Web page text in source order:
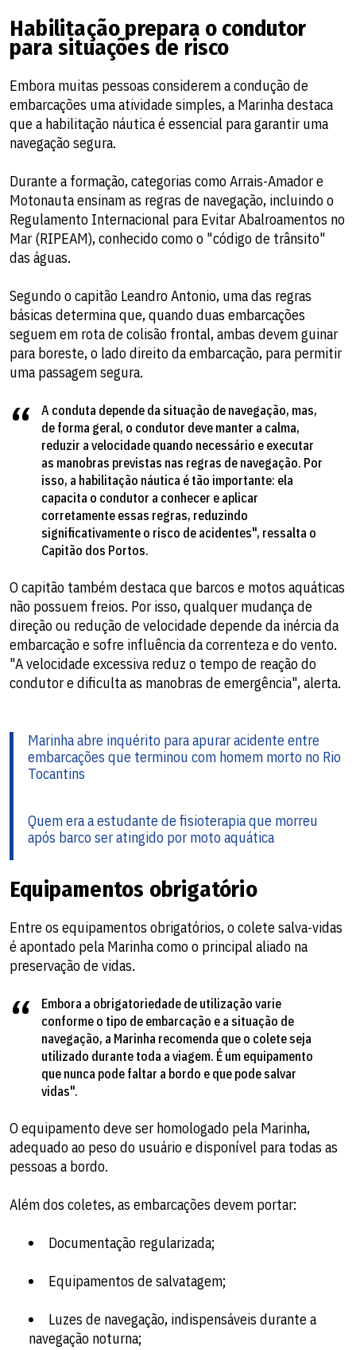
Habilitação prepara o condutor
para situações de risco
Embora muitas pessoas considerem a condução de
embarcações uma atividade simples, a Marinha destaca
que a habilitação náutica é essencial para garantir uma
navegação segura.
Durante a formação, categorias como Arrais-Amador e
Motonauta ensinam as regras de navegação, incluindo o
Regulamento Internacional para Evitar Abalroamentos no
Mar (RIPEAM), conhecido como o "código de trânsito"
das águas.
Segundo o capitão Leandro Antonio, uma das regras
básicas determina que, quando duas embarcações
seguem em rota de colisão frontal, ambas devem guinar
para boreste, o lado direito da embarcação, para permitir
uma passagem segura.
A conduta depende da situação de navegação, mas,
de forma geral, o condutor deve manter a calma,
reduzir a velocidade quando necessário e executar
as manobras previstas nas regras de navegação. Por
isso, a habilitação náutica é tão importante: ela
capacita o condutor a conhecer e aplicar
corretamente essas regras, reduzindo
significativamente o risco de acidentes", ressalta o
Capitão dos Portos.
O capitão também destaca que barcos e motos aquáticas
não possuem freios. Por isso, qualquer mudança de
direção ou redução de velocidade depende da inércia da
embarcação e sofre influência da correnteza e do vento.
"A velocidade excessiva reduz o tempo de reação do
condutor e dificulta as manobras de emergência", alerta.
Marinha abre inquérito para apurar acidente entre
embarcações que terminou com homem morto no Rio
Tocantins
Quem era a estudante de fisioterapia que morreu
após barco ser atingido por moto aquática
Equipamentos obrigatório
Entre os equipamentos obrigatórios, o colete salva-vidas
é apontado pela Marinha como o principal aliado na
preservação de vidas.
Embora a obrigatoriedade de utilização varie
conforme o tipo de embarcação e a situação de
navegação, a Marinha recomenda que o colete seja
utilizado durante toda a viagem. É um equipamento
que nunca pode faltar a bordo e que pode salvar
vidas".
O equipamento deve ser homologado pela Marinha,
adequado ao peso do usuário e disponível para todas as
pessoas a bordo.
Além dos coletes, as embarcações devem portar:
Documentação regularizada;
Equipamentos de salvatagem;
Luzes de navegação, indispensáveis durante a
navegação noturna;